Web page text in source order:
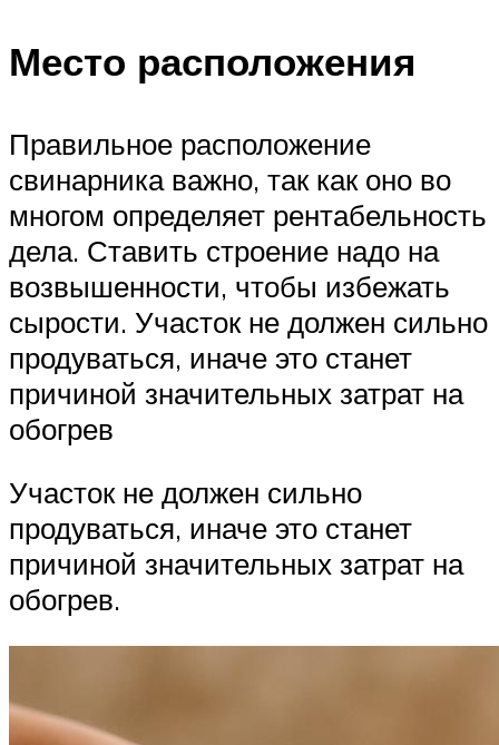
Место расположения
Правильное расположение
свинарника важно, так как оно во
многом определяет рентабельность
дела. Ставить строение надо на
возвышенности, чтобы избежать
сырости. Участок не должен сильно
продуваться, иначе это станет
причиной значительных затрат на
обогрев
Участок не должен сильно
продуваться, иначе это станет
причиной значительных затрат на
обогрев.